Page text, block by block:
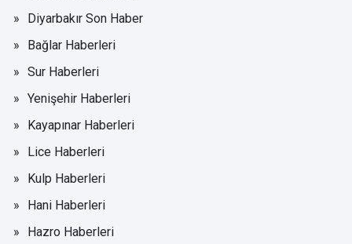
Diyarbakır Son Haber
Bağlar Haberleri
Sur Haberleri
Yenişehir Haberleri
Kayapınar Haberleri
Lice Haberleri
Kulp Haberleri
Hani Haberleri
Hazro Haberleri